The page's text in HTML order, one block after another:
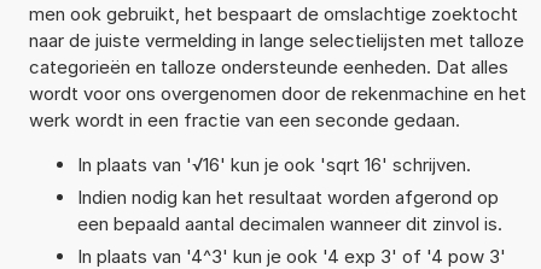
men ook gebruikt, het bespaart de omslachtige zoektocht
naar de juiste vermelding in lange selectielijsten met talloze
categorieën en talloze ondersteunde eenheden. Dat alles
wordt voor ons overgenomen door de rekenmachine en het
werk wordt in een fractie van een seconde gedaan.
In plaats van '√16' kun je ook 'sqrt 16' schrijven.
Indien nodig kan het resultaat worden afgerond op
een bepaald aantal decimalen wanneer dit zinvol is.
In plaats van '4^3' kun je ook '4 exp 3' of '4 pow 3'